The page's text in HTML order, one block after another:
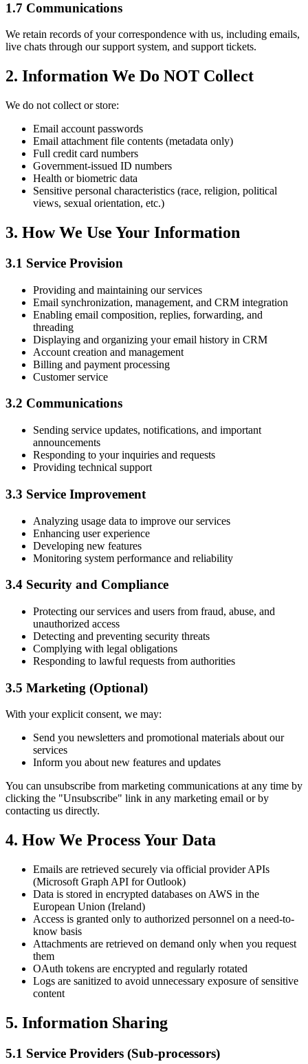
1.7 Communications
We retain records of your correspondence with us, including emails,
live chats through our support system, and support tickets.
2. Information We Do NOT Collect
We do not collect or store:
Email account passwords
Email attachment file contents (metadata only)
Full credit card numbers
Government-issued ID numbers
Health or biometric data
Sensitive personal characteristics (race, religion, political
views, sexual orientation, etc.)
3. How We Use Your Information
3.1 Service Provision
Providing and maintaining our services
Email synchronization, management, and CRM integration
Enabling email composition, replies, forwarding, and
threading
Displaying and organizing your email history in CRM
Account creation and management
Billing and payment processing
Customer service
3.2 Communications
Sending service updates, notifications, and important
announcements
Responding to your inquiries and requests
Providing technical support
3.3 Service Improvement
Analyzing usage data to improve our services
Enhancing user experience
Developing new features
Monitoring system performance and reliability
3.4 Security and Compliance
Protecting our services and users from fraud, abuse, and
unauthorized access
Detecting and preventing security threats
Complying with legal obligations
Responding to lawful requests from authorities
3.5 Marketing (Optional)
With your explicit consent, we may:
Send you newsletters and promotional materials about our
services
Inform you about new features and updates
You can unsubscribe from marketing communications at any time by
clicking the "Unsubscribe" link in any marketing email or by
contacting us directly.
4. How We Process Your Data
Emails are retrieved securely via official provider APIs
(Microsoft Graph API for Outlook)
Data is stored in encrypted databases on AWS in the
European Union (Ireland)
Access is granted only to authorized personnel on a need-to-
know basis
Attachments are retrieved on demand only when you request
them
OAuth tokens are encrypted and regularly rotated
Logs are sanitized to avoid unnecessary exposure of sensitive
content
5. Information Sharing
5.1 Service Providers (Sub-processors)